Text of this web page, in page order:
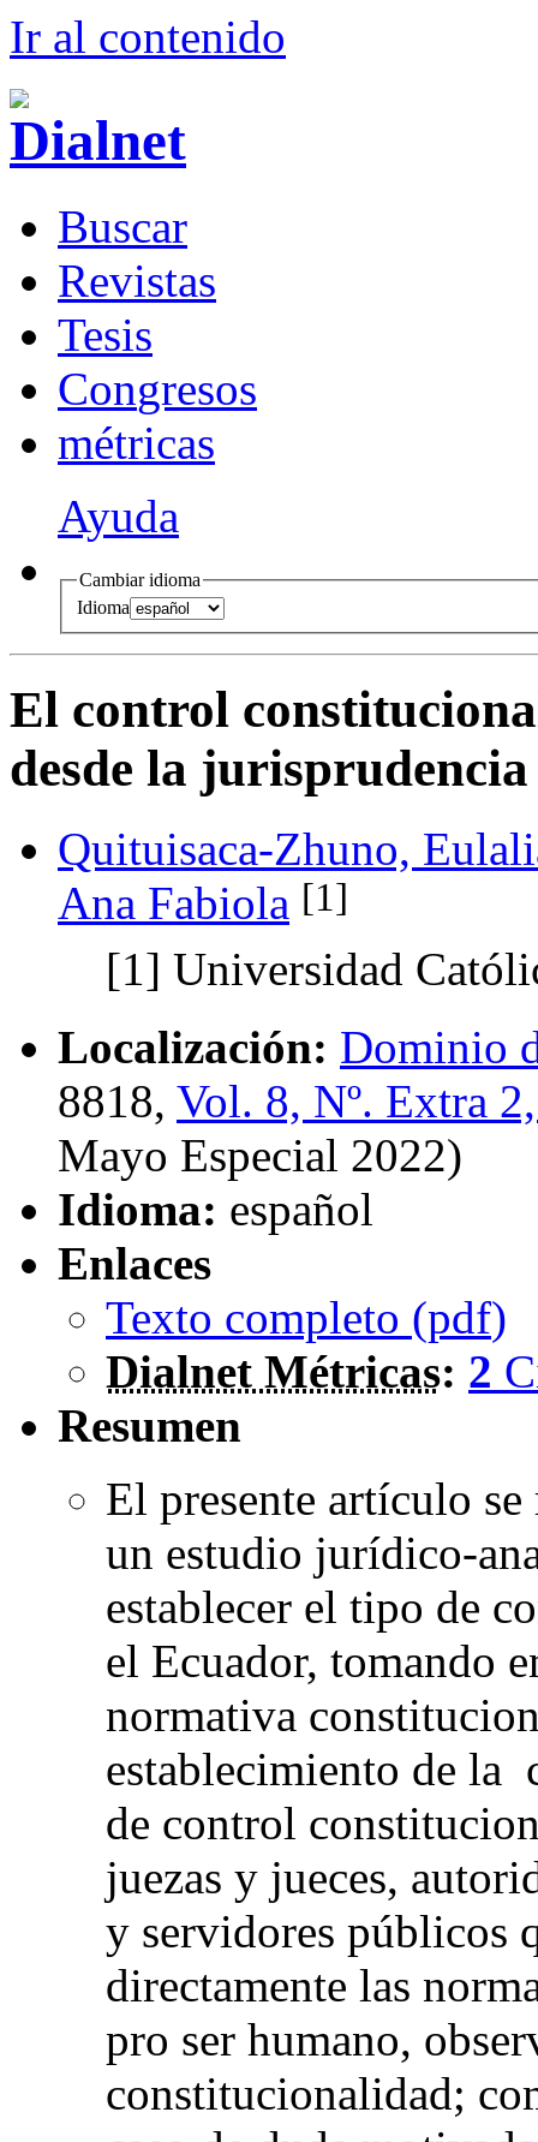
Ir al contenido
Buscar
Revistas
Tesis
Congresos
métricas
Ayuda
Cambiar idioma
Idioma
El control
desde la
Quituisaca-Zhuno,
Ana Fabiola [1]
[1] Universidad
Localización: Dominio
8818, Vol. 8, Nº. Extra
Mayo Especial 2022)
Idioma: español
Enlaces
Texto completo (pdf)
Dialnet Métricas: 2
Resumen
El presente artículo
un estudio jurídico-
establecer el tipo de
el Ecuador, tomando
normativa
establecimiento de la
de control
juezas y jueces,
y servidores públicos
directamente las
pro ser humano,
constitucionalidad;